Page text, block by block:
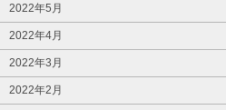
2022年5月
2022年4月
2022年3月
2022年2月